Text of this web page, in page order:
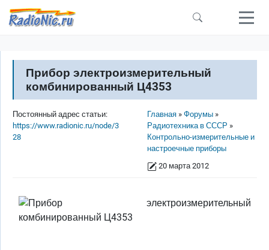
Перейти к основному содержанию
Прибор электроизмерительный
комбинированный Ц4353
Строка навигации
Главная
Форумы
Радиотехника в СССР
Контрольно-измерительные и
настроечные приборы
20 марта 2012
Постоянный адрес статьи:
https://www.radionic.ru/node/3
28